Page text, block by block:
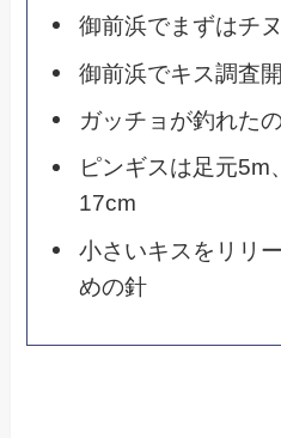
御前浜でまずはチ
御前浜でキス調査
ガッチョが釣れた
ピンギスは足元5m
17cm
小さいキスをリリ
めの針